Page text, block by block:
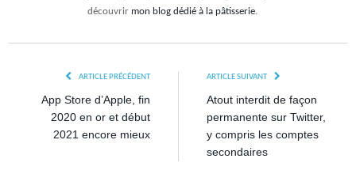
découvrir mon blog dédié à la pâtisserie.
ARTICLE PRÉCÉDENT
App Store d’Apple, fin
2020 en or et début
2021 encore mieux
ARTICLE SUIVANT
Atout interdit de façon
permanente sur Twitter,
y compris les comptes
secondaires